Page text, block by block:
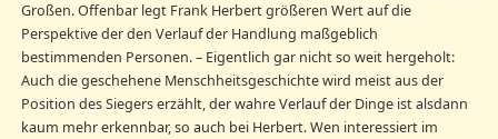
Großen. Offenbar legt Frank Herbert größeren Wert auf die
Perspektive der den Verlauf der Handlung maßgeblich
bestimmenden Personen. – Eigentlich gar nicht so weit hergeholt:
Auch die geschehene Menschheitsgeschichte wird meist aus der
Position des Siegers erzählt, der wahre Verlauf der Dinge ist alsdann
kaum mehr erkennbar, so auch bei Herbert. Wen interessiert im